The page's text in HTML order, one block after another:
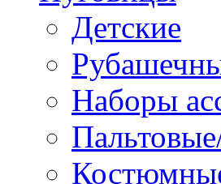
Детские
Наборы